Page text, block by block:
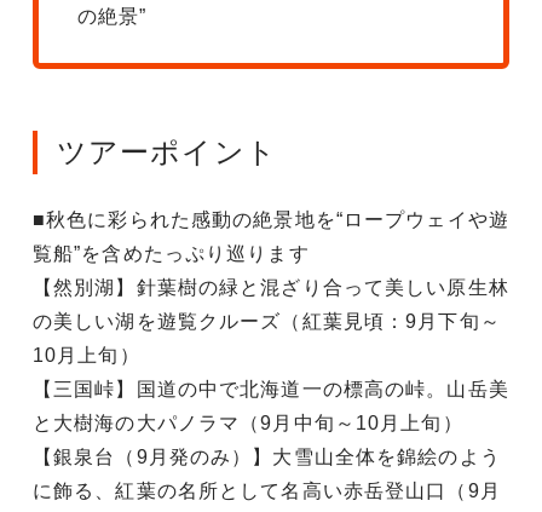
の絶景”
ツアーポイント
■秋色に彩られた感動の絶景地を“ロープウェイや遊
覧船”を含めたっぷり巡ります
【然別湖】針葉樹の緑と混ざり合って美しい原生林
の美しい湖を遊覧クルーズ（紅葉見頃：9月下旬～
10月上旬）
【三国峠】国道の中で北海道一の標高の峠。山岳美
と大樹海の大パノラマ（9月中旬～10月上旬）
【銀泉台（9月発のみ）】大雪山全体を錦絵のよう
に飾る、紅葉の名所として名高い赤岳登山口（9月